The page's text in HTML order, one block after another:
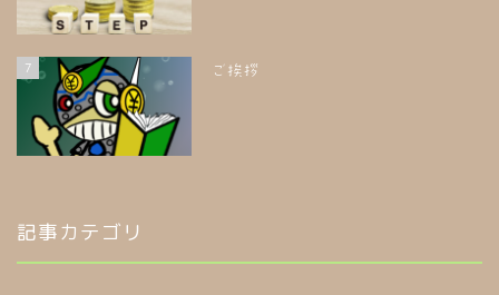
7 ご挨拶
記事カテゴリ